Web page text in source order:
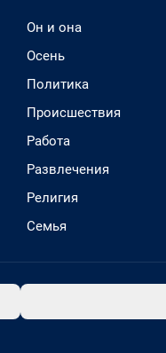
Он и она
Осень
Политика
Происшествия
Работа
Развлечения
Религия
Семья